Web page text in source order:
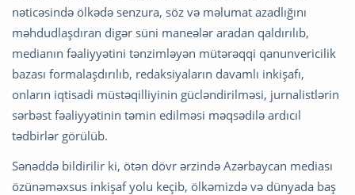
nəticəsində ölkədə senzura, söz və məlumat azadlığını
məhdudlaşdıran digər süni maneələr aradan qaldırılıb,
medianın fəaliyyətini tənzimləyən mütərəqqi qanunvericilik
bazası formalaşdırılıb, redaksiyaların davamlı inkişafı,
onların iqtisadi müstəqilliyinin gücləndirilməsi, jurnalistlərin
sərbəst fəaliyyətinin təmin edilməsi məqsədilə ardıcıl
tədbirlər görülüb.
Sənəddə bildirilir ki, ötən dövr ərzində Azərbaycan mediası
özünəməxsus inkişaf yolu keçib, ölkəmizdə və dünyada baş